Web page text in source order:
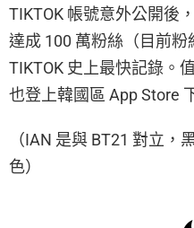
TIKTOK 帳號意外公開後
達成 100 萬粉絲（目前
TIKTOK 史上最快記錄。
也登上韓國區 App Store
（IAN 是與 BT21 對立，
色）